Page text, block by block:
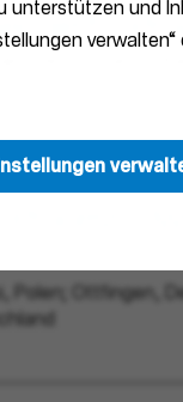
unterstützen und
verwalten“
-
Deutschland;
Polen; Ottfingen,